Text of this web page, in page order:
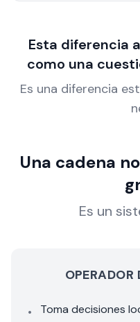
Esta diferencia
como una
Es una diferencia
Una cadena
Es un
OPERADOR
• Toma decisiones